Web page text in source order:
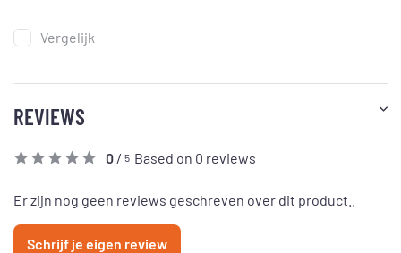
Vergelijk
REVIEWS
0 / 5 Based on 0 reviews
Er zijn nog geen reviews geschreven over dit product..
Schrijf je eigen review